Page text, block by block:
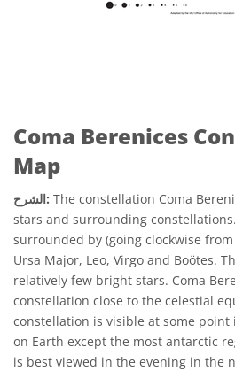
Coma Berenices
Map
الشرح: The constellation Coma
stars and surrounding
surrounded by (going clockwise
Ursa Major, Leo, Virgo and Boötes.
relatively few bright stars. Coma
constellation close to the celestial
constellation is visible at some point
on Earth except the most antarctic
is best viewed in the evening in the